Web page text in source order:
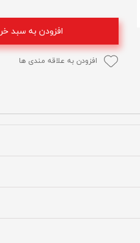
افزودن به سبد
افزودن به علاقه مندی ها